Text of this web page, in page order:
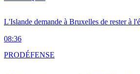
L'Islande demande à Bruxelles de rester à
08:36
PRODÉFENSE